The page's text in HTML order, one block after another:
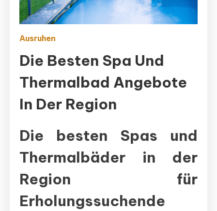
Ausruhen
Die Besten Spa Und
Thermalbad Angebote
In Der Region
Die besten Spas und
Thermalbäder in der
Region für
Erholungssuchende